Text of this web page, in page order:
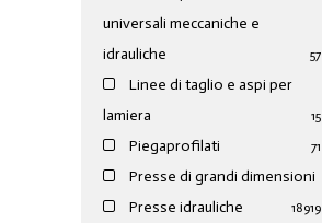
universali meccaniche e
idrauliche
57
Linee di taglio e aspi per
lamiera
15
Piegaprofilati 71
Presse di grandi dimensioni
19
Presse idrauliche 189